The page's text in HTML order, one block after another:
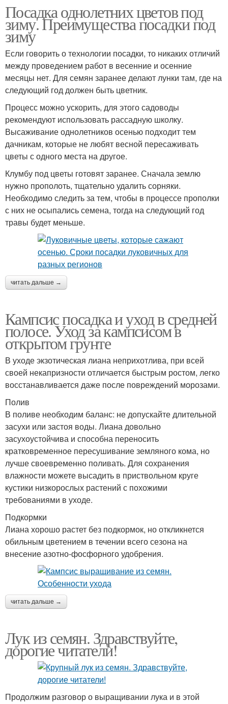
Посадка однолетних цветов под
зиму. Преимущества посадки под
зиму
Если говорить о технологии посадки, то никаких отличий
между проведением работ в весенние и осенние
месяцы нет. Для семян заранее делают лунки там, где на
следующий год должен быть цветник.
Процесс можно ускорить, для этого садоводы
рекомендуют использовать рассадную школку.
Высаживание однолетников осенью подходит тем
дачникам, которые не любят весной пересаживать
цветы с одного места на другое.
Клумбу под цветы готовят заранее. Сначала землю
нужно прополоть, тщательно удалить сорняки.
Необходимо следить за тем, чтобы в процессе прополки
с них не осыпались семена, тогда на следующий год
травы будет меньше.
читать дальше →
Кампсис посадка и уход в средней
полосе. Уход за кампсисом в
открытом грунте
В уходе экзотическая лиана неприхотлива, при всей
своей некапризности отличается быстрым ростом, легко
восстанавливается даже после повреждений морозами.
Полив
В поливе необходим баланс: не допускайте длительной
засухи или застоя воды. Лиана довольно
засухоустойчива и способна переносить
кратковременное пересушивание земляного кома, но
лучше своевременно поливать. Для сохранения
влажности можете высадить в приствольном круге
кустики низкорослых растений с похожими
требованиями в уходе.
Подкормки
Лиана хорошо растет без подкормок, но откликнется
обильным цветением в течении всего сезона на
внесение азотно-фосфорного удобрения.
читать дальше →
Лук из семян. Здравствуйте,
дорогие читатели!
Продолжим разговор о выращивании лука и в этой